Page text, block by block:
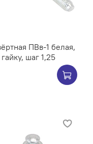
ПВв-1 белая,
под мет. гайку, шаг 1,25